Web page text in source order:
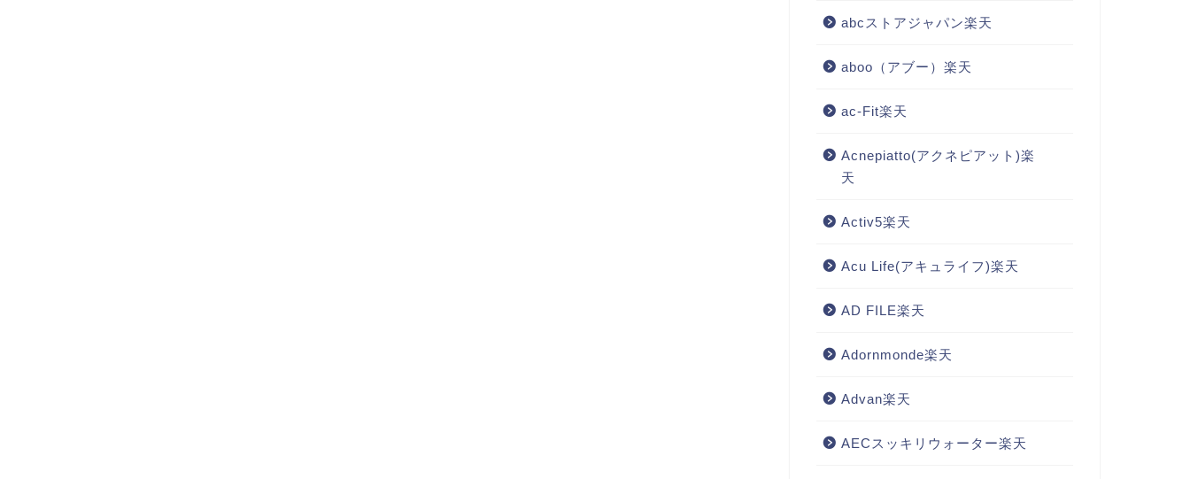
abcストアジャパン楽天
aboo（アブー）楽天
ac-Fit楽天
Acnepiatto(アクネピアット)楽
天
Activ5楽天
Acu Life(アキュライフ)楽天
AD FILE楽天
Adornmonde楽天
Advan楽天
AECスッキリウォーター楽天